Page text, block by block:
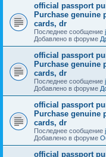
official passport
Purchase genuine
cards, dr
Последнее сообщение
Добавлено в форуме
official passport
Purchase genuine
cards, dr
Последнее сообщение
Добавлено в форуме
official passport
Purchase genuine
cards, dr
Последнее сообщение
Добавлено в форуме
official passport